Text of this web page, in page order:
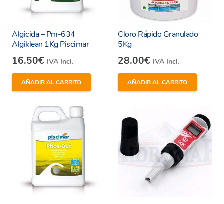
coordinar la recogida en nuestra ubicación.
, nos esforzamos por ofrecer
productos de alta calidad que satisfagan las
necesidades de nuestros clientes. La Sal para Piscina
nuestro compromiso con la excelencia y la
de tu piscina con nuestra sal para piscinas y disfruta
de un baño refrescante y relajante en tu propio oasis!
Algicida – Pm-634
Algiklean 1Kg Piscimar
16.50€ IVA Incl.
AÑADIR AL CARRITO
Cloro Rápido Granulado
5Kg
28.00€ IVA Incl.
AÑADIR AL CARRITO